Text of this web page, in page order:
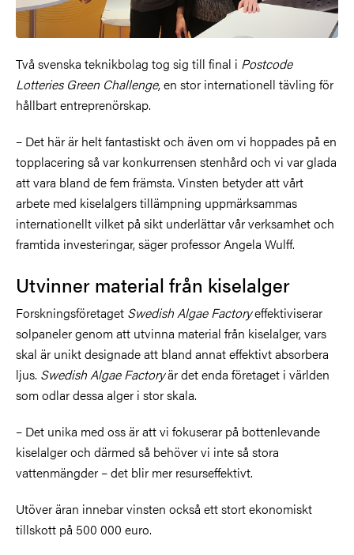
Två svenska teknikbolag tog sig till final i Postcode
Lotteries Green Challenge, en stor internationell tävling för
hållbart entreprenörskap.
– Det här är helt fantastiskt och även om vi hoppades på en
topplacering så var konkurrensen stenhård och vi var glada
att vara bland de fem främsta. Vinsten betyder att vårt
arbete med kiselalgers tillämpning uppmärksammas
internationellt vilket på sikt underlättar vår verksamhet och
framtida investeringar, säger professor Angela Wulff.
Utvinner material från kiselalger
Forskningsföretaget Swedish Algae Factoryeffektiviserar
solpaneler genom att utvinna material från kiselalger, vars
skal är unikt designade att bland annat effektivt absorbera
ljus. Swedish Algae Factoryär det enda företaget i världen
som odlar dessa alger i stor skala.
– Det unika med oss är att vi fokuserar på bottenlevande
kiselalger och därmed så behöver vi inte så stora
vattenmängder – det blir mer resurseffektivt.
Utöver äran innebar vinsten också ett stort ekonomiskt
tillskott på 500 000 euro.